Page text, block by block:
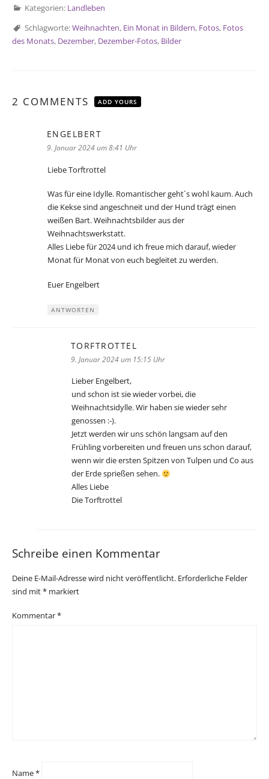
Kategorien: Landleben
Schlagworte:Weihnachten, Ein Monat in Bildern, Fotos, Fotos
des Monats, Dezember, Dezember-Fotos, Bilder
2 COMMENTS ADD YOURS
ENGELBERT
9. Januar 2024 um 8:41 Uhr
Liebe Torftrottel
Was für eine Idylle. Romantischer geht´s wohl kaum. Auch
die Kekse sind angeschneit und der Hund trägt einen
weißen Bart. Weihnachtsbilder aus der
Weihnachtswerkstatt.
Alles Liebe für 2024 und ich freue mich darauf, wieder
Monat für Monat von euch begleitet zu werden.
Euer Engelbert
ANTWORTEN
TORFTROTTEL
9. Januar 2024 um 15:15 Uhr
Lieber Engelbert,
und schon ist sie wieder vorbei, die
Weihnachtsidylle. Wir haben sie wieder sehr
genossen :-).
Jetzt werden wir uns schön langsam auf den
Frühling vorbereiten und freuen uns schon darauf,
wenn wir die ersten Spitzen von Tulpen und Co aus
der Erde sprießen sehen.
Alles Liebe
Die Torftrottel
Schreibe einen Kommentar
Deine E-Mail-Adresse wird nicht veröffentlicht. Erforderliche Felder
sind mit* markiert
Kommentar*
Name*